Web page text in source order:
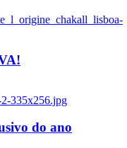
335x256.jpg
do ano